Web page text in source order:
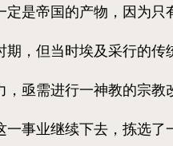
是帝国的产物，因为
，但当时埃及采行的传
亟需进行一神教的宗教
事业继续下去，拣选了